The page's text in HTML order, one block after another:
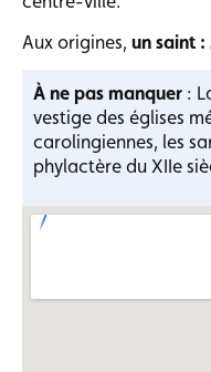
Aux origines, un saint
À ne pas manquer :
vestige des églises
carolingiennes, les
phylactère du XIIe